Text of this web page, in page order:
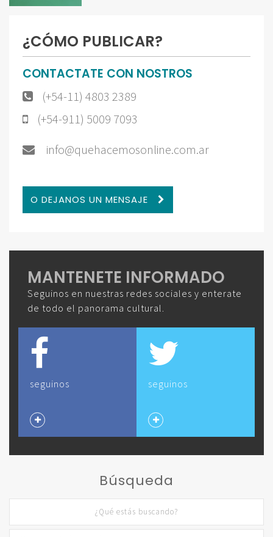
¿CÓMO PUBLICAR?
CONTACTATE CON NOSTROS
(+54-11) 4803 2389
(+54-911) 5009 7093
info@quehacemosonline.com.ar
O DEJANOS UN MENSAJE
MANTENETE INFORMADO
Seguinos en nuestras redes sociales y enterate
de todo el panorama cultural.
seguinos seguinos
Búsqueda